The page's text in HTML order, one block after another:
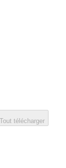
Tout télécharger